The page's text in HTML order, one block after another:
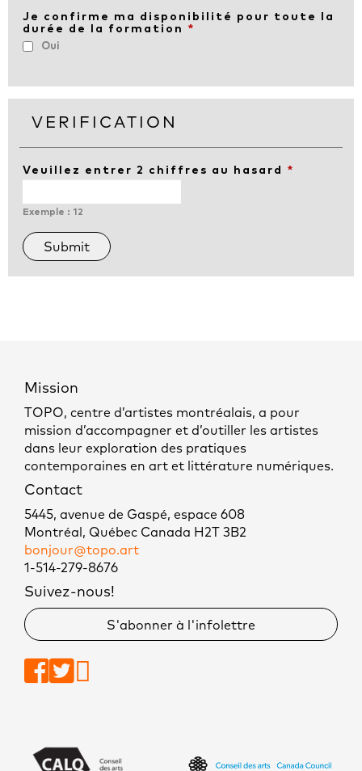
Je confirme ma disponibilité pour toute la
durée de la formation *
Oui
VERIFICATION
Veuillez entrer 2 chiffres au hasard *
Exemple : 12
Mission
TOPO, centre d’artistes montréalais, a pour
mission d’accompagner et d’outiller les artistes
dans leur exploration des pratiques
contemporaines en art et littérature numériques.
Contact
5445, avenue de Gaspé, espace 608
Montréal, Québec Canada H2T 3B2
bonjour@topo.art
1-514-279-8676
Suivez-nous!
S'abonner à l'infolettre